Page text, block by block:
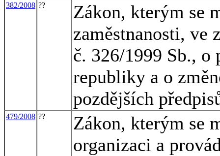
382/2008 ??
Zákon, kterým se
zaměstnanosti, ve
č. 326/1999 Sb., o
republiky a o
pozdějších
479/2008 ??
Zákon, kterým se
organizaci a